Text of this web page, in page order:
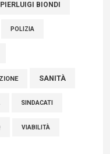
PIERLUIGI BIONDI
POLIZIA
SANITÀ
SINDACATI
VIABILITÀ